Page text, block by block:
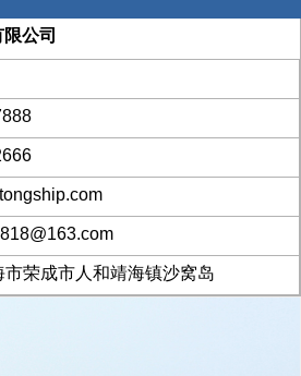
公司
荣成市人和靖海镇沙窝岛